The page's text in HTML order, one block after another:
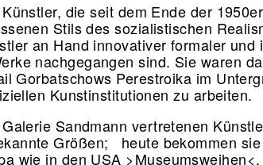
die seit dem Ende der
Stils des sozialistischen
an Hand innovativer formaler und
nachgegangen sind. Sie waren
Gorbatschows Perestroika im
Kunstinstitutionen zu arbeiten.
Sandmann vertretenen
Größen; heute bekommen
wie in den USA >Museumsweihen<.